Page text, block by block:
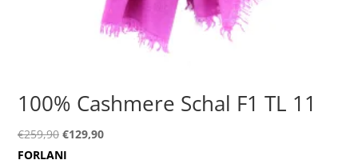
100% Cashmere Schal F1 TL 11
€259,90 Ursprünglicher
Preis
€129,90Aktueller
FORLANI